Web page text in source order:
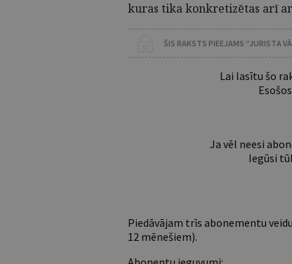
kuras tika konkretizētas arī
ŠIS RAKSTS PIEEJAMS “JURISTA
Lai lasītu šo
Ja vēl neesi
Iegūsi
Piedāvājam trīs abonementu
12 mēnešiem).